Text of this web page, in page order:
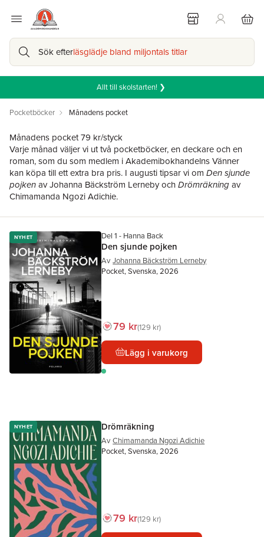
Sök efterläsglädje bland miljontals titlar
Allt till skolstarten! ❯
Pocketböcker Månadens pocket
Månadens pocket 79 kr/styck
Varje månad väljer vi ut två pocketböcker, en deckare och en
roman, som du som medlem i Akademibokhandelns Vänner
kan köpa till ett extra bra pris. I augusti tipsar vi om Den sjunde
pojkenav Johanna Bäckström Lerneby ochDrömräkningav
Chimamanda Ngozi Adichie.
NYHET Del 1 - Hanna Back
Den sjunde pojken
Av Johanna Bäckström Lerneby
Pocket, Svenska, 2026
79 kr129 kr
Lägg i varukorg
NYHET Drömräkning
Av Chimamanda Ngozi Adichie
Pocket, Svenska, 2026
79 kr129 kr